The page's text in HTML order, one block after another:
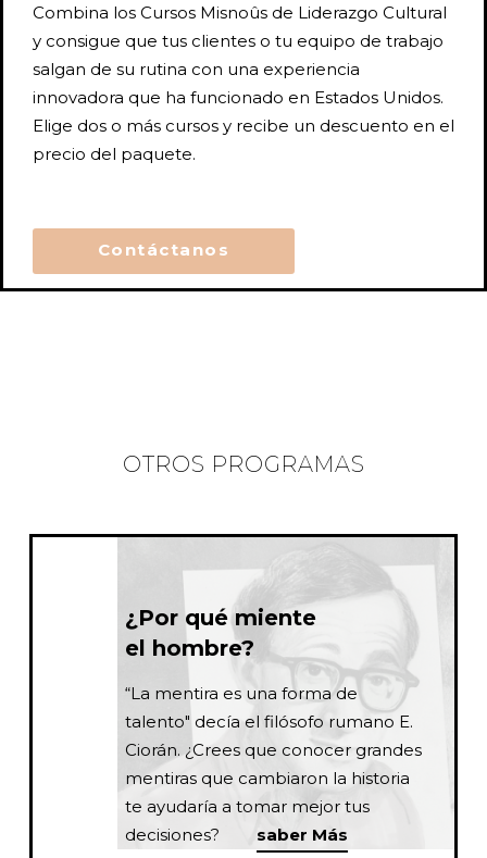
Combina los Cursos Misnoûs de Liderazgo Cultural
y consigue que tus clientes o tu equipo de trabajo
salgan de su rutina con una experiencia
innovadora que ha funcionado en Estados Unidos.
Elige dos o más cursos y recibe un descuento en el
precio del paquete.
Contáctanos
OTROS PROGRAMAS
¿Por qué miente
el hombre?
“La mentira es una forma de
talento" decía el filósofo rumano E.
Ciorán. ¿Crees que conocer grandes
mentiras que cambiaron la historia
te ayudaría a tomar mejor tus
decisiones?
saber Más